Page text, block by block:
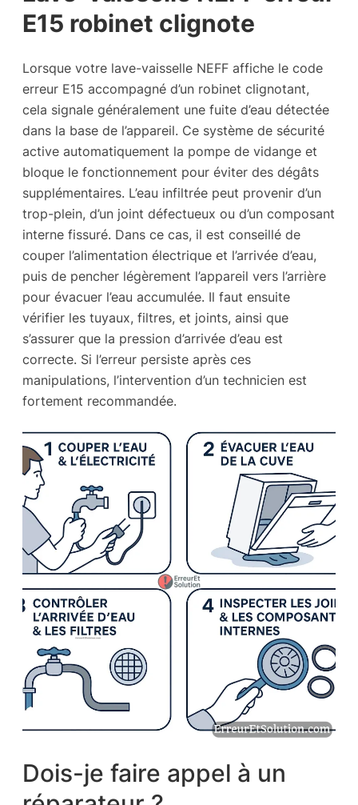
E15 robinet clignote
Lorsque votre lave-vaisselle NEFF affiche le code
erreur E15 accompagné d’un robinet clignotant,
cela signale généralement une fuite d’eau détectée
dans la base de l’appareil. Ce système de sécurité
active automatiquement la pompe de vidange et
bloque le fonctionnement pour éviter des dégâts
supplémentaires. L’eau infiltrée peut provenir d’un
trop-plein, d’un joint défectueux ou d’un composant
interne fissuré. Dans ce cas, il est conseillé de
couper l’alimentation électrique et l’arrivée d’eau,
puis de pencher légèrement l’appareil vers l’arrière
pour évacuer l’eau accumulée. Il faut ensuite
vérifier les tuyaux, filtres, et joints, ainsi que
s’assurer que la pression d’arrivée d’eau est
correcte. Si l’erreur persiste après ces
manipulations, l’intervention d’un technicien est
fortement recommandée.
Dois-je faire appel à un